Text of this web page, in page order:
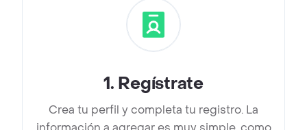
1. Regístrate
Crea tu perfil y completa tu registro. La